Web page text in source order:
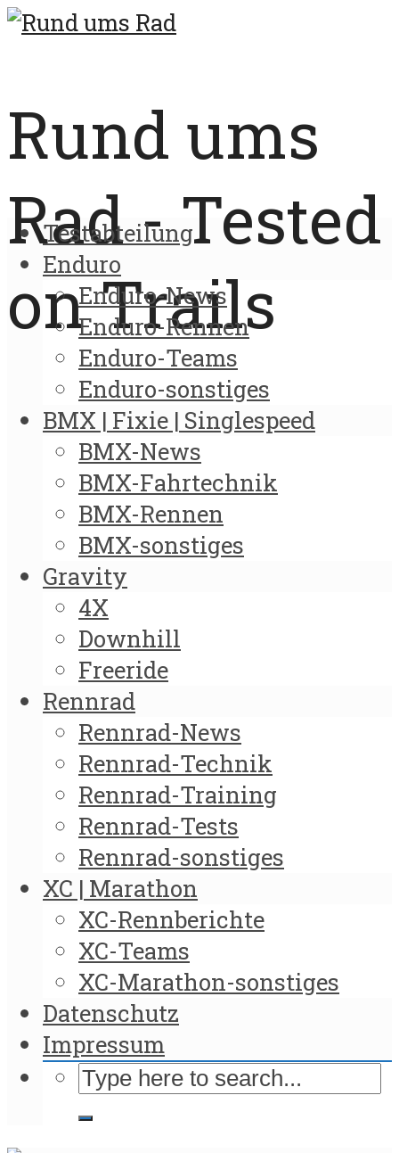
Rund ums
Rad - Tested
on Trails
Testabteilung
Enduro
Enduro-News
Enduro-Rennen
Enduro-Teams
Enduro-sonstiges
BMX | Fixie | Singlespeed
BMX-News
BMX-Fahrtechnik
BMX-Rennen
BMX-sonstiges
Gravity
4X
Downhill
Freeride
Rennrad
Rennrad-News
Rennrad-Technik
Rennrad-Training
Rennrad-Tests
Rennrad-sonstiges
XC | Marathon
XC-Rennberichte
XC-Teams
XC-Marathon-sonstiges
Datenschutz
Impressum